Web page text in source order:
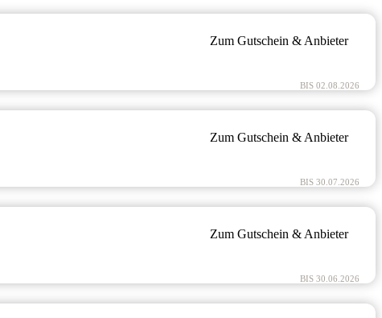
Zum Gutschein & Anbieter
BIS 02.08.2026
Zum Gutschein & Anbieter
BIS 30.07.2026
Zum Gutschein & Anbieter
BIS 30.06.2026